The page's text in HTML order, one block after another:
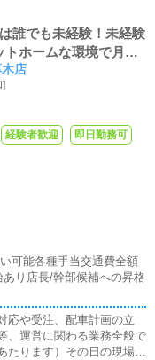
誰でも未経験！未経験
ホームな環境で月収3
店
]
経験者歓迎 即日勤務可
可能各種手当交通費全額
り店長/幹部候補への昇格
応や受注、配車計画の立
、運営に関わる業務全般で
たります）その日の現場総